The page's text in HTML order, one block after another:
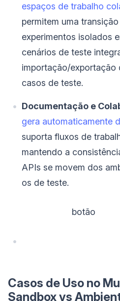
espaços de trabalho
permitem uma
experimentos isolados
cenários de teste
importação/exportação
casos de teste.
Documentação e
gera automaticamente
suporta fluxos de
mantendo a
APIs se movem dos
os de teste.
‌ botão
Casos de Uso no
Sandbox vs